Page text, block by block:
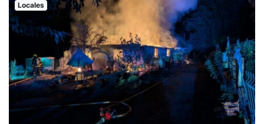
Locales